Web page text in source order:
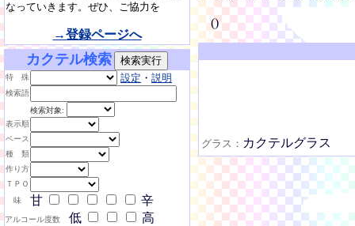
なっていきます。ぜひ、ご協力を
→登録ページへ
カクテル検索
特 殊 設定 ・ 説明
検索語
検索対象:
表示順
ベース
種 類
作り方
ＴＰＯ
味
甘 辛
アルコール度数 低
高
()
グラス： カクテルグラス